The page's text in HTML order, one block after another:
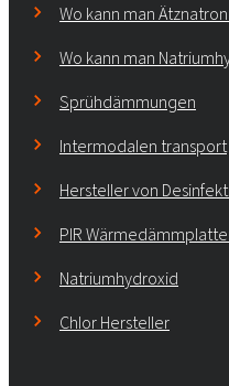
Wo kann man
Wo kann man
Sprühdämmungen
Intermodalen transport
Hersteller von
PIR
Natriumhydroxid
Chlor Hersteller